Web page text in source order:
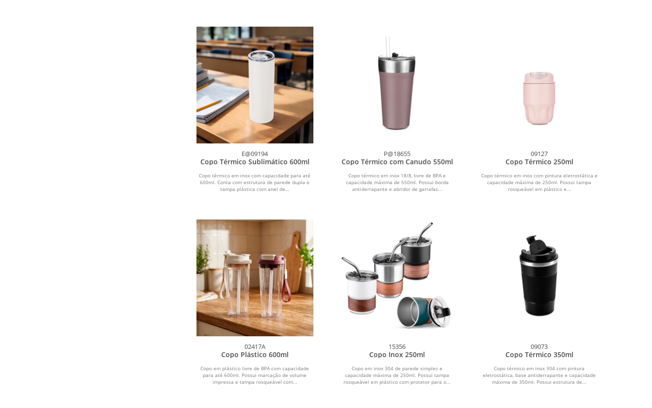
E@09194
Copo Térmico Sublimático 600ml
Copo térmico em inox com capacidade para até
600ml. Conta com estrutura de parede dupla e
tampa plástica com anel de...
P@18655
Copo Térmico com Canudo 550ml
Copo térmico em inox 18/8, livre de BPA e
capacidade máxima de 550ml. Possui borda
antiderrapante e abridor de garrafas...
09127
Copo Térmico 250ml
Copo térmico em inox com pintura eletrostática e
capacidade máxima de 250ml. Possui tampa
rosqueável em plástico e...
02417A
Copo Plástico 600ml
Copo em plástico livre de BPA com capacidade
para até 600ml. Possui marcação de volume
impressa e tampa rosqueável com...
15356
Copo Inox 250ml
Copo em inox 304 de parede simples e
capacidade máxima de 250ml. Possui tampa
rosqueável em plástico com protetor para o...
09073
Copo Térmico 350ml
Copo térmico em inox 304 com pintura
eletrostática, base antiderrapante e capacidade
máxima de 350ml. Possui estrutura de...